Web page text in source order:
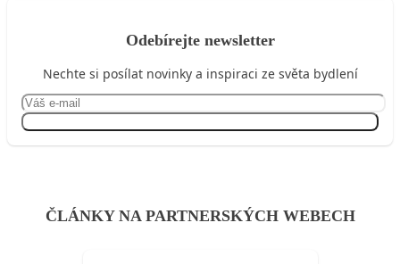
Odebírejte newsletter
Nechte si posílat novinky a inspiraci ze světa bydlení
ČLÁNKY NA PARTNERSKÝCH WEBECH